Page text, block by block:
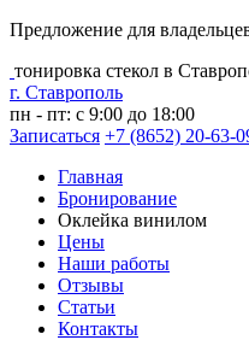
Предложение для
тонировка стекол в
г. Ставрополь
пн - пт: с 9:00 до 18:00
Записаться +7 (8652) 20-63-
Главная
Бронирование
Оклейка винилом
Цены
Наши работы
Отзывы
Статьи
Контакты